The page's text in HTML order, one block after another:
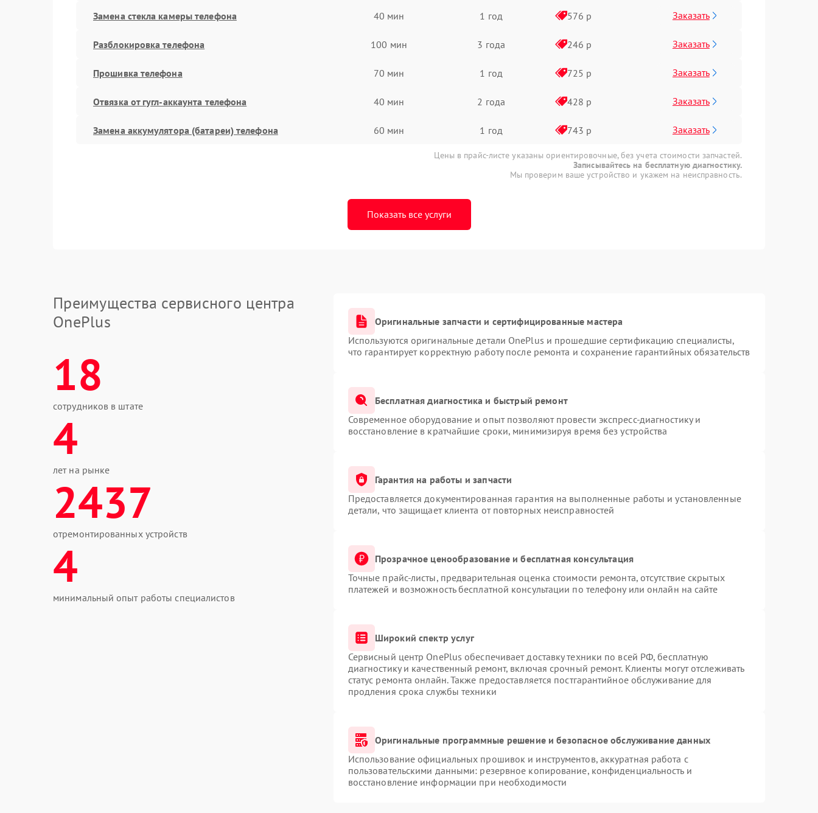
Замена стекла камеры телефона 40 мин 1 год 576 р Заказать
Разблокировка телефона 100 мин 3 года 246 р Заказать
Прошивка телефона 70 мин 1 год 725 р Заказать
Отвязка от гугл-аккаунта телефона 40 мин 2 года 428 р Заказать
Замена аккумулятора (батареи) телефона 60 мин 1 год 743 р Заказать
Цены в прайс-листе указаны ориентировочные, без учета стоимости запчастей.
Записывайтесь на бесплатную диагностику.
Мы проверим ваше устройство и укажем на неисправность.
Показать все услуги
Преимущества сервисного центра
OnePlus
18
сотрудников в штате
4
лет на рынке
2437
отремонтированных устройств
4
минимальный опыт работы специалистов
Оригинальные запчасти и сертифицированные мастера
Используются оригинальные детали OnePlus и прошедшие сертификацию специалисты,
что гарантирует корректную работу после ремонта и сохранение гарантийных обязательств
Бесплатная диагностика и быстрый ремонт
Современное оборудование и опыт позволяют провести экспресс-диагностику и
восстановление в кратчайшие сроки, минимизируя время без устройства
Гарантия на работы и запчасти
Предоставляется документированная гарантия на выполненные работы и установленные
детали, что защищает клиента от повторных неисправностей
Прозрачное ценообразование и бесплатная консультация
Точные прайс-листы, предварительная оценка стоимости ремонта, отсутствие скрытых
платежей и возможность бесплатной консультации по телефону или онлайн на сайте
Широкий спектр услуг
Сервисный центр OnePlus обеспечивает доставку техники по всей РФ, бесплатную
диагностику и качественный ремонт, включая срочный ремонт. Клиенты могут отслеживать
статус ремонта онлайн. Также предоставляется постгарантийное обслуживание для
продления срока службы техники
Оригинальные программные решение и безопасное обслуживание данных
Использование официальных прошивок и инструментов, аккуратная работа с
пользовательскими данными: резервное копирование, конфиденциальность и
восстановление информации при необходимости